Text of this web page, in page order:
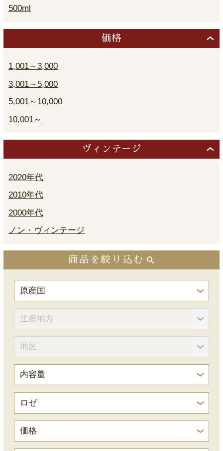
500ml
価格
1,001～3,000
3,001～5,000
5,001～10,000
10,001～
ヴィンテージ
2020年代
2010年代
2000年代
ノン・ヴィンテージ
商品を絞り込む